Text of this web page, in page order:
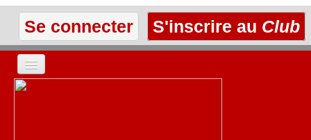
Se connecter S'inscrire au Club